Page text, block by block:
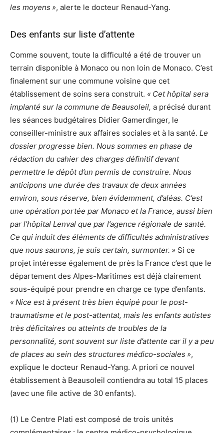
les moyens », alerte le docteur Renaud-Yang.
Des enfants sur liste d’attente
Comme souvent, toute la difficulté a été de trouver un
terrain disponible à Monaco ou non loin de Monaco. C’est
finalement sur une commune voisine que cet
établissement de soins sera construit. « Cet hôpital sera
implanté sur la commune de Beausoleil, a précisé durant
les séances budgétaires Didier Gamerdinger, le
conseiller-ministre aux affaires sociales et à la santé. Le
dossier progresse bien. Nous sommes en phase de
rédaction du cahier des charges définitif devant
permettre le dépôt d’un permis de construire. Nous
anticipons une durée des travaux de deux années
environ, sous réserve, bien évidemment, d’aléas. C’est
une opération portée par Monaco et la France, aussi bien
par l’hôpital Lenval que par l’agence régionale de santé.
Ce qui induit des éléments de difficultés administratives
que nous saurons, je suis certain, surmonter. » Si ce
projet intéresse également de près la France c’est que le
département des Alpes-Maritimes est déjà clairement
sous-équipé pour prendre en charge ce type d’enfants.
« Nice est à présent très bien équipé pour le post-
traumatisme et le post-attentat, mais les enfants autistes
très déficitaires ou atteints de troubles de la
personnalité, sont souvent sur liste d’attente car il y a peu
de places au sein des structures médico-sociales »,
explique le docteur Renaud-Yang. A priori ce nouvel
établissement à Beausoleil contiendra au total 15 places
(avec une file active de 30 enfants).
(1) Le Centre Plati est composé de trois unités